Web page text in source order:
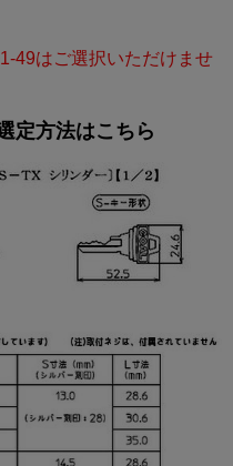
49はご選択いただけませ
定方法はこちら